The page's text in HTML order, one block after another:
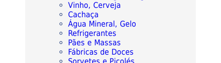
Vinho, Cerveja
Cachaça
Água Mineral, Gelo
Refrigerantes
Pães e Massas
Fábricas de Doces